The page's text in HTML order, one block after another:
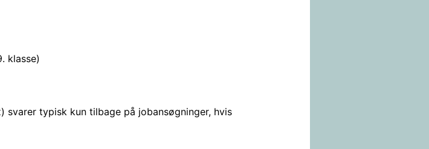
klasse)
) svarer typisk kun tilbage på jobansøgninger, hvis